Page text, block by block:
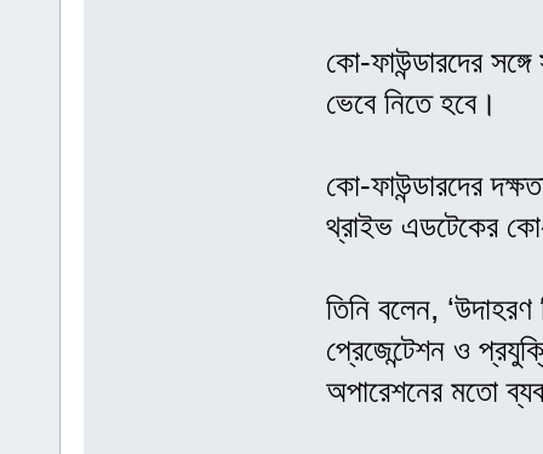
কো-ফাউন্ডারদের
ভেবে নিতে হবে।
কো-ফাউন্ডারদের
থ্রাইভ এডটেকের
তিনি বলেন,
প্রেজেন্টেশন ও
অপারেশনের মতো